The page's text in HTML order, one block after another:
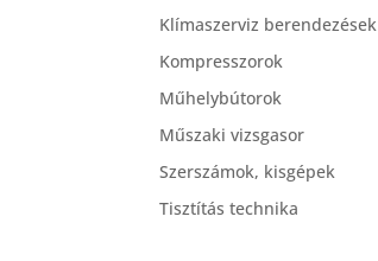
Klímaszerviz berendezések
Kompresszorok
Műhelybútorok
Műszaki vizsgasor
Szerszámok, kisgépek
Tisztítás technika